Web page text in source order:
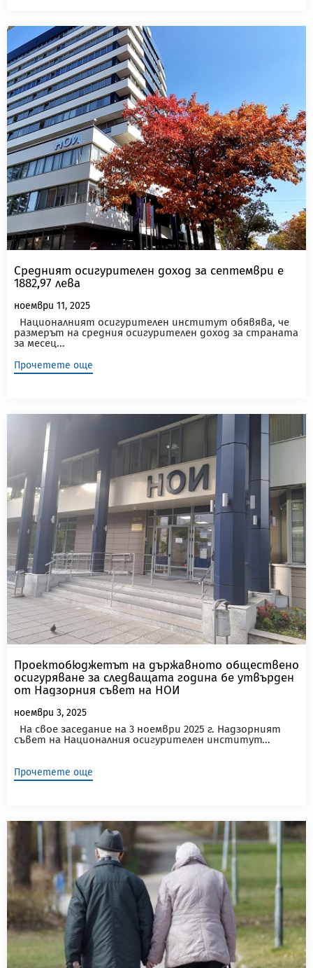
Средният осигурителен доход за септември е
1882,97 лева
ноември 11, 2025
Националният осигурителен институт обявява, че
размерът на средния осигурителен доход за страната
за месец...
Прочетете още
Проектобюджетът на държавното обществено
осигуряване за следващата година бе утвърден
от Надзорния съвет на НОИ
ноември 3, 2025
На свое заседание на 3 ноември 2025 г. Надзорният
съвет на Националния осигурителен институт...
Прочетете още